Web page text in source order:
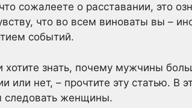
сожалеете о расставании, это
что во всем виноваты вы –
событий.
хотите знать, почему мужчины
нет, – прочтите эту статью. В
следовать женщины.